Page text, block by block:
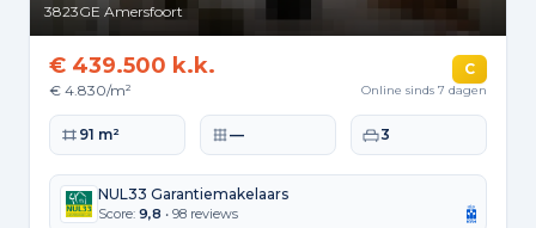
3823GE Amersfoort
€ 439.500 k.k.
€ 4.830/m²
C
Online sinds 7 dagen
Woonoppervlakte
91 m² Perceeloppervlakte
— Slaapkamers
3
NUL33 Garantiemakelaars
Score: 9,8 • 98 reviews